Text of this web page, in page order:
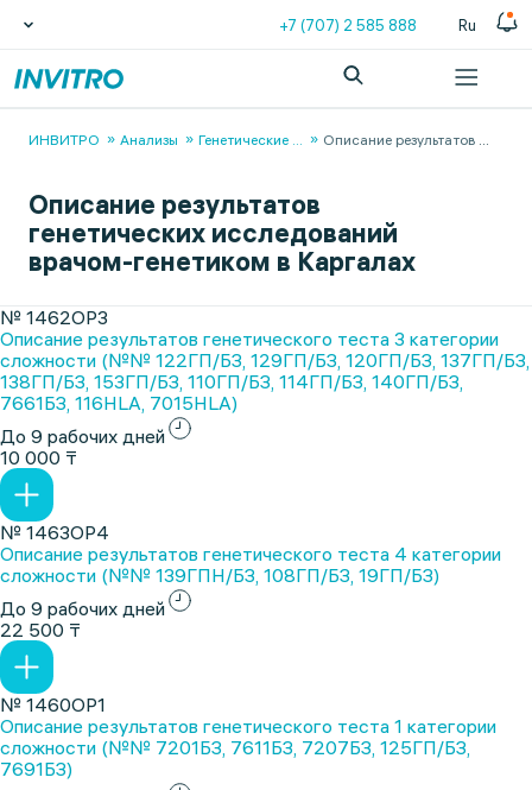
+7 (707) 2 585 888 Ru
ИНВИТРО Анализы Генетические ... Описание результатов ...
Описание результатов
генетических исследований
врачом-генетиком в Каргалах
№ 1462ОР3
Описание результатов генетического теста 3 категории
сложности (№№ 122ГП/БЗ, 129ГП/БЗ, 120ГП/БЗ, 137ГП/БЗ,
138ГП/БЗ, 153ГП/БЗ, 110ГП/БЗ, 114ГП/БЗ, 140ГП/БЗ,
7661БЗ, 116HLA, 7015HLA)
До 9 рабочих дней
10 000 ₸
№ 1463ОР4
Описание результатов генетического теста 4 категории
сложности (№№ 139ГПН/БЗ, 108ГП/БЗ, 19ГП/БЗ)
До 9 рабочих дней
22 500 ₸
№ 1460ОР1
Описание результатов генетического теста 1 категории
сложности (№№ 7201БЗ, 7611БЗ, 7207БЗ, 125ГП/БЗ,
7691БЗ)